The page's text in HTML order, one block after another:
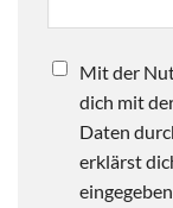
Mit der
dich mit
Daten
erklärst